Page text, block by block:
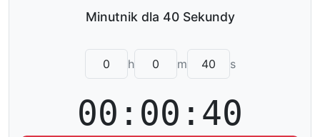
h m s
00:00:40